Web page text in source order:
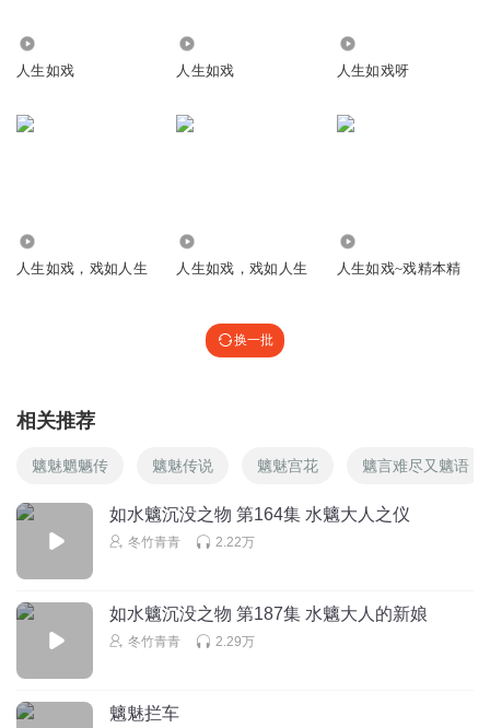
人生如戏 人生如戏 人生如戏呀
人生如戏，戏如人生 人生如戏，戏如人生 人生如戏~戏精本精
换一批
相关推荐
魑魅魍魉传 魑魅传说 魑魅宫花 魑言难尽又魑语
如水魑沉没之物 第164集 水魑大人之仪
冬竹青青 2.22万
如水魑沉没之物 第187集 水魑大人的新娘
冬竹青青 2.29万
魑魅拦车